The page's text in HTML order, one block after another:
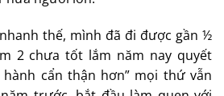
thế, mình đã đi được gần ½
2 chưa tốt lắm năm nay quyết
cẩn thận hơn” mọi thứ vẫn